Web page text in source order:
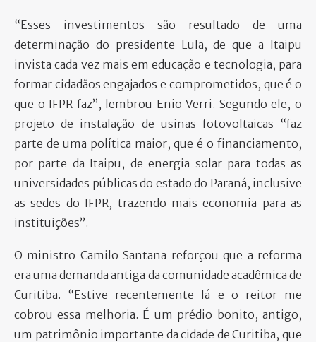
“Esses investimentos são resultado de uma
determinação do presidente Lula, de que a Itaipu
invista cada vez mais em educação e tecnologia, para
formar cidadãos engajados e comprometidos, que é o
que o IFPR faz”, lembrou Enio Verri. Segundo ele, o
projeto de instalação de usinas fotovoltaicas “faz
parte de uma política maior, que é o financiamento,
por parte da Itaipu, de energia solar para todas as
universidades públicas do estado do Paraná, inclusive
as sedes do IFPR, trazendo mais economia para as
instituições”.
O ministro Camilo Santana reforçou que a reforma
era uma demanda antiga da comunidade acadêmica de
Curitiba. “Estive recentemente lá e o reitor me
cobrou essa melhoria. É um prédio bonito, antigo,
um patrimônio importante da cidade de Curitiba, que